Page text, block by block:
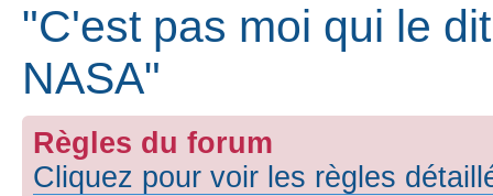
"C'est pas moi qui le
NASA"
Règles du forum
Cliquez pour voir les règles